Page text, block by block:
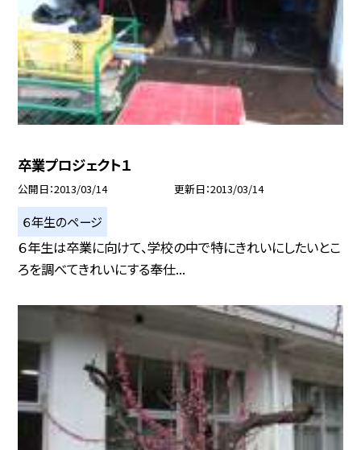
卒業プロジェクト１
公開日 2013/03/14 更新日 2013/03/14
６年生のページ
６年生は卒業に向けて、学校の中で特にきれいにしたいとこ
ろを調べてきれいにする奉仕...